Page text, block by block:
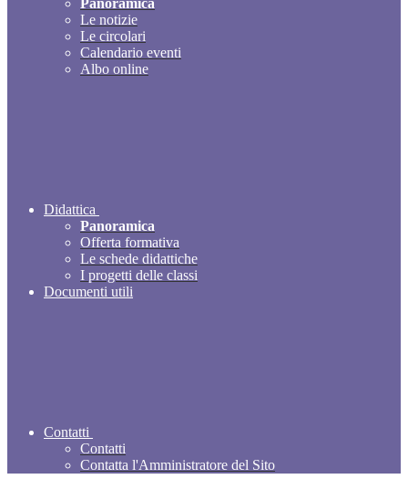
Panoramica
Le notizie
Le circolari
Calendario eventi
Albo online
Didattica
Panoramica
Offerta formativa
Le schede didattiche
I progetti delle classi
Documenti utili
Contatti
Contatti
Contatta l'Amministratore del Sito